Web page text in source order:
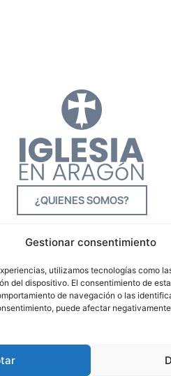
Gestionar consentimiento
utilizamos tecnologías como
del dispositivo. El consentimiento de
de navegación o las
puede afectar
¿QUIENES SOMOS?